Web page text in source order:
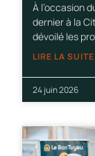
À l’occasion
dernier à la
dévoilé les
LIRE LA
24 juin 2026